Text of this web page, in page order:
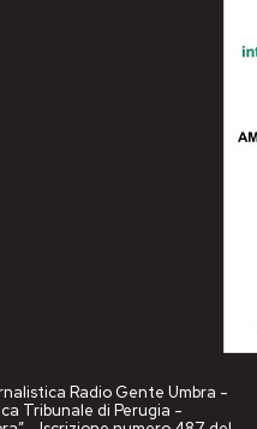
Radio Gente Umbra -
Tribunale di Perugia -